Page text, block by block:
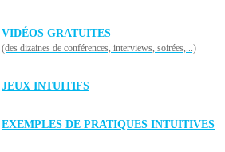
VIDÉOS GRATUITES
(des dizaines de conférences, interviews, soirées,...)
JEUX INTUITIFS
EXEMPLES DE PRATIQUES INTUITIVES